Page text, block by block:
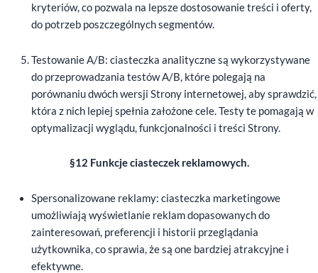
kryteriów, co pozwala na lepsze dostosowanie treści i oferty,
do potrzeb poszczególnych segmentów.
Testowanie A/B: ciasteczka analityczne są wykorzystywane
do przeprowadzania testów A/B, które polegają na
porównaniu dwóch wersji Strony internetowej, aby sprawdzić,
która z nich lepiej spełnia założone cele. Testy te pomagają w
optymalizacji wyglądu, funkcjonalności i treści Strony.
§12 Funkcje ciasteczek reklamowych.
Spersonalizowane reklamy: ciasteczka marketingowe
umożliwiają wyświetlanie reklam dopasowanych do
zainteresowań, preferencji i historii przeglądania
użytkownika, co sprawia, że są one bardziej atrakcyjne i
efektywne.